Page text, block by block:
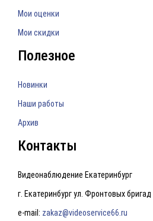
Мои оценки
Мои скидки
Полезное
Новинки
Наши работы
Архив
Контакты
Видеонаблюдение Екатеринбург
г. Екатеринбург ул. Фронтовых
e-mail: zakaz@videoservice66.ru